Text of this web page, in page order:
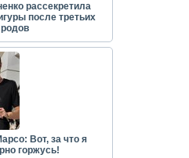
рассекретила
после третьих
родов
Вот, за что я
горжусь!